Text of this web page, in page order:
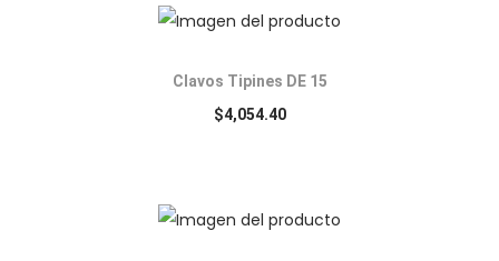
Clavos Tipines DE 15
$4,054.40